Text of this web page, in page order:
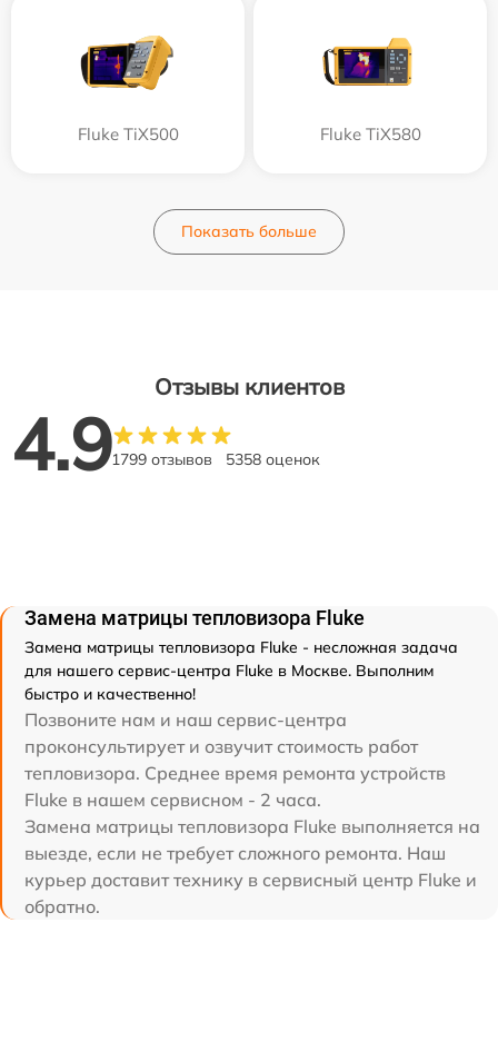
Fluke TiX500 Fluke TiX580
Показать больше
Отзывы клиентов
4.91799 отзывов 5358 оценок
Замена матрицы тепловизора Fluke
Замена матрицы тепловизора Fluke - несложная задача
для нашего сервис-центра Fluke в Москве. Выполним
быстро и качественно!
Позвоните нам и наш сервис-центра
проконсультирует и озвучит стоимость работ
тепловизора. Среднее время ремонта устройств
Fluke в нашем сервисном - 2 часа.
Замена матрицы тепловизора Fluke выполняется на
выезде, если не требует сложного ремонта. Наш
курьер доставит технику в сервисный центр Fluke и
обратно.